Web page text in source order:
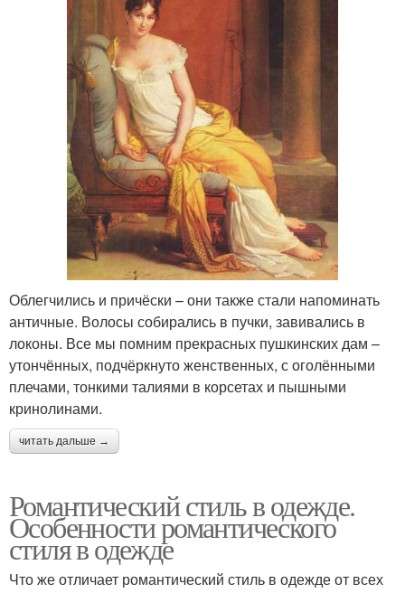
Облегчились и причёски – они также стали напоминать
античные. Волосы собирались в пучки, завивались в
локоны. Все мы помним прекрасных пушкинских дам –
утончённых, подчёркнуто женственных, с оголёнными
плечами, тонкими талиями в корсетах и пышными
кринолинами.
читать дальше →
Романтический стиль в одежде.
Особенности романтического
стиля в одежде
Что же отличает романтический стиль в одежде от всех